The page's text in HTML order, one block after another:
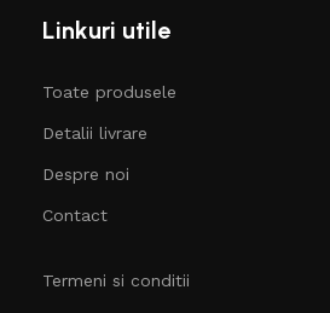
Linkuri utile
Toate produsele
Detalii livrare
Despre noi
Contact
Termeni si conditii